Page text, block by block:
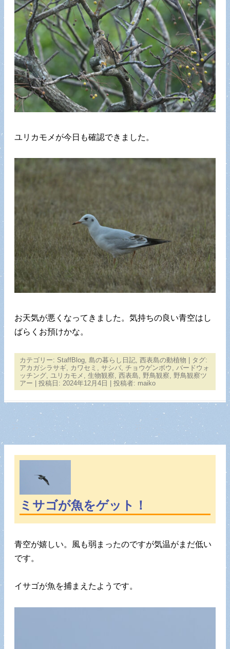
ユリカモメが今日も確認できました。
お天気が悪くなってきました。気持ちの良い青空はし
ばらくお預けかな。
カテゴリー: StaffBlog 島の暮らし日記 西表島の動植物 | タグ:
アカガシラサギ
カワセミ サシバ チョウゲンボウ
バードウォ
ッチング
ユリカモメ 生物観察 西表島 野鳥観察
野鳥観察ツ
アー | 投稿日: 2024年12月4日 | 投稿者: maiko
ミサゴが魚をゲット！
青空が嬉しい。風も弱まったのですが気温がまだ低い
です。
イサゴが魚を捕まえたようです。